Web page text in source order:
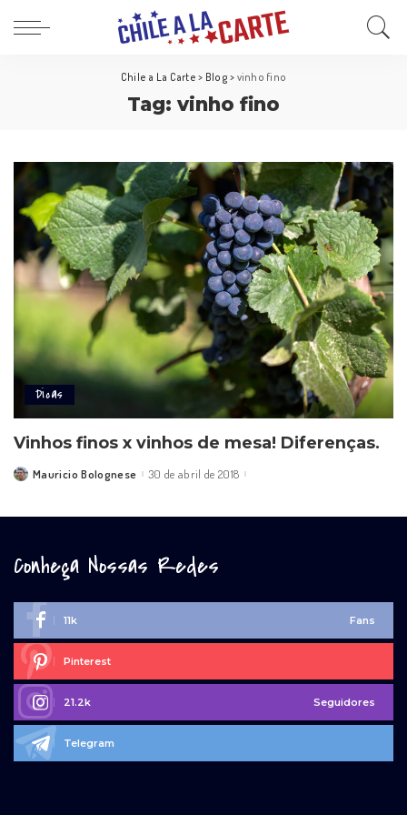
Chile a La Carte > Blog > vinho fino
Tag: vinho fino
Dicas
Vinhos finos x vinhos de mesa! Diferenças.
PostedMauricio Bolognese 30 de abril de 2018
Conheça Nossas Redes
11k Fans
Pinterest
21.2k Seguidores
Telegram